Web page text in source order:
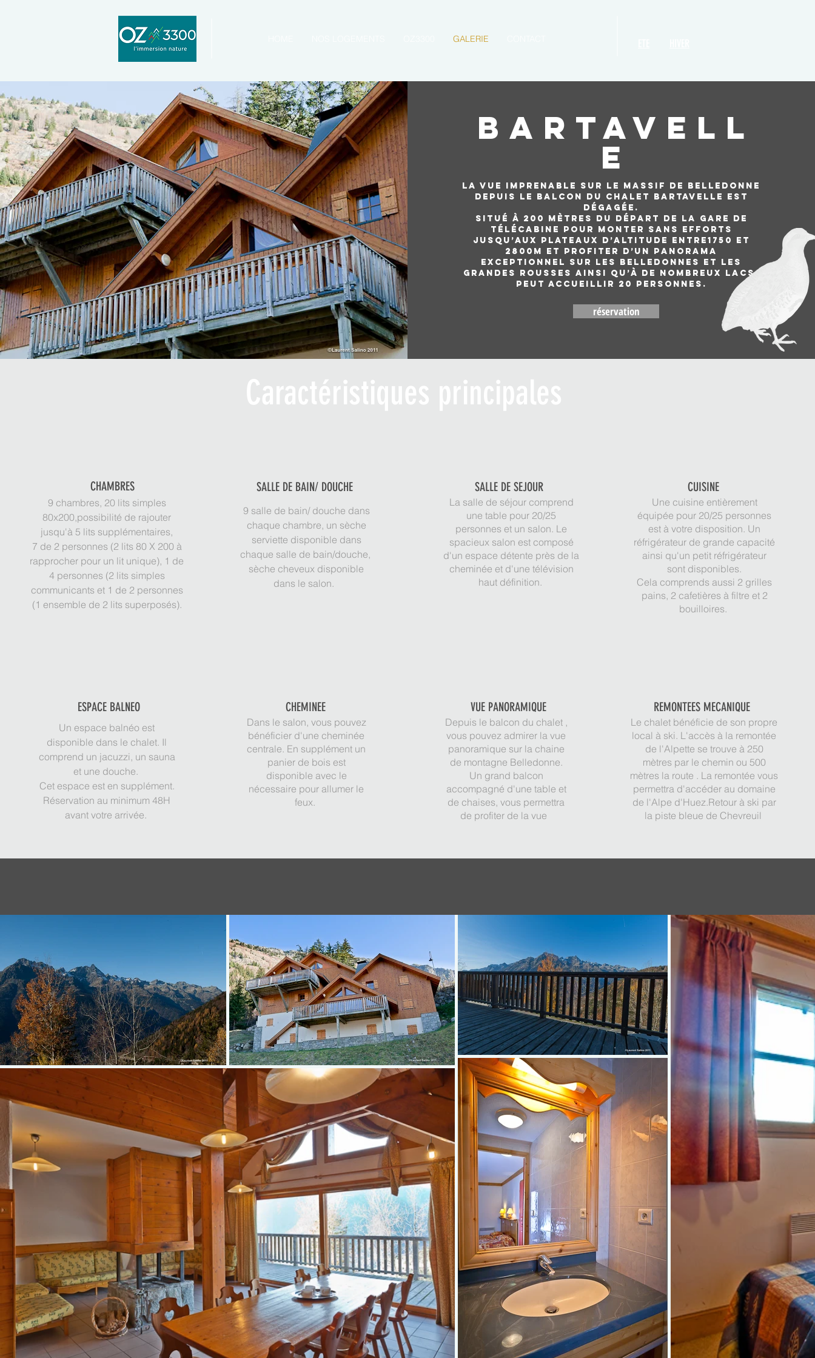
GALERIE
bartavell
e
La vue imprenable sur le massif de Belledonne
depuis le balcon du chalet Bartavelle est
dégagée.
Situé à 200 mètres du départ de la gare de
télécabine pour monter sans efforts
jusqu’aux plateaux d’altitude entre1750 et
2800m et profiter d’un panorama
exceptionnel sur Les Belledonnes et les
Grandes Rousses ainsi qu’à de nombreux lacs.
Peut accueillir 20 personnes.
réservation
CHAMBRES
9 chambres, 20 lits simples
80x200,possibilité de rajouter
jusqu'à 5 lits supplémentaires,
7 de 2 personnes (2 lits 80 X 200 à
rapprocher pour un lit unique), 1 de
4 personnes (2 lits simples
communicants et 1 de 2 personnes
(1 ensemble de 2 lits superposés).
ESPACE BALNEO
Un espace balnéo est
disponible dans le chalet. Il
comprend un jacuzzi, un sauna
et une douche.
Cet espace est en supplément.
Réservation au minimum 48H
avant votre arrivée.
SALLE DE BAIN/ DOUCHE
9 salle de bain/ douche dans
chaque chambre, un sèche
serviette disponible dans
chaque salle de bain/douche,
sèche cheveux disponible
dans le salon.
CHEMINEE
Dans le salon, vous pouvez
bénéficier d'une cheminée
centrale. En supplément un
panier de bois est
disponible avec le
nécessaire pour allumer le
feux.
SALLE DE SEJOUR
La salle de séjour comprend
une table pour 20/25
personnes et un salon. Le
spacieux salon est composé
d'un espace détente près de la
cheminée et d'une télévision
haut définition.
VUE PANORAMIQUE
Depuis le balcon du chalet ,
vous pouvez admirer la vue
panoramique sur la chaine
de montagne Belledonne.
Un grand balcon
accompagné d'une table et
de chaises, vous permettra
de profiter de la vue
CUISINE
Une cuisine entièrement
équipée pour 20/25 personnes
est à votre disposition. Un
réfrigérateur de grande capacité
ainsi qu'un petit réfrigérateur
sont disponibles.
Cela comprends aussi 2 grilles
pains, 2 cafetières à filtre et 2
bouilloires.
REMONTEES MECANIQUE
Le chalet bénéficie de son propre
local à ski. L'accès à la remontée
de l'Alpette se trouve à 250
mètres par le chemin ou 500
mètres la route . La remontée vous
permettra d'accéder au domaine
de l'Alpe d'Huez.Retour à ski par
la piste bleue de Chevreuil